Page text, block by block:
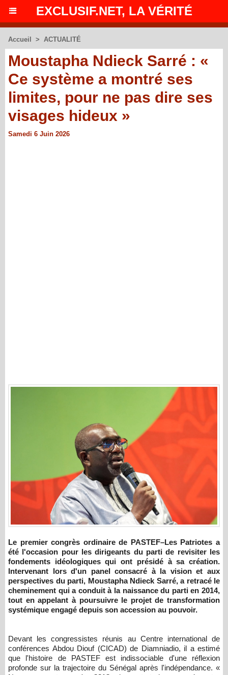
EXCLUSIF.NET, LA VÉRITÉ
Accueil > ACTUALITÉ
Moustapha Ndieck Sarré : «
Ce système a montré ses
limites, pour ne pas dire ses
visages hideux »
Samedi 6 Juin 2026
Le premier congrès ordinaire de PASTEF–Les Patriotes a
été l'occasion pour les dirigeants du parti de revisiter les
fondements idéologiques qui ont présidé à sa création.
Intervenant lors d'un panel consacré à la vision et aux
perspectives du parti, Moustapha Ndieck Sarré, a retracé le
cheminement qui a conduit à la naissance du parti en 2014,
tout en appelant à poursuivre le projet de transformation
systémique engagé depuis son accession au pouvoir.
Devant les congressistes réunis au Centre international de
conférences Abdou Diouf (CICAD) de Diamniadio, il a estimé
que l'histoire de PASTEF est indissociable d'une réflexion
profonde sur la trajectoire du Sénégal après l'indépendance. «